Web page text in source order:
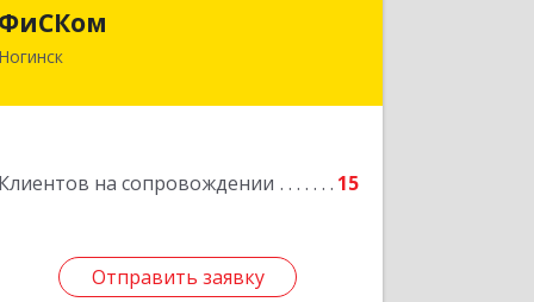
ФиСКом
Ногинск
Клиентов на сопровождении 15
Отправить заявку
142403, Московская обл., г.Ногинск,
Отправить заявку